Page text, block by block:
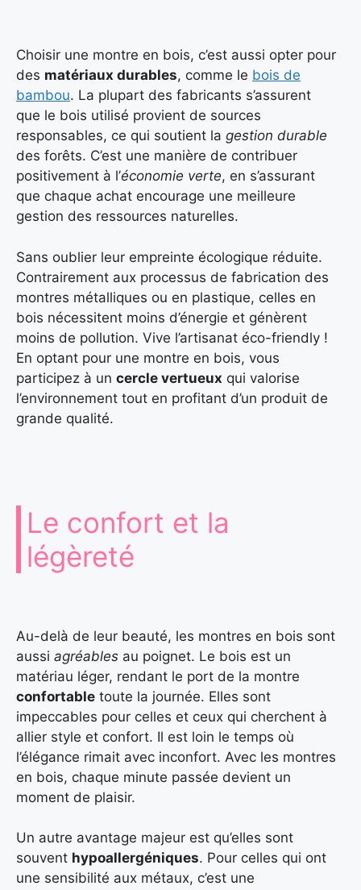
Choisir une montre en bois, c’est aussi opter pour
des matériaux durables, comme le bois de
bambou. La plupart des fabricants s’assurent
que le bois utilisé provient de sources
responsables, ce qui soutient la gestion durable
des forêts. C’est une manière de contribuer
positivement à l’économie verte, en s’assurant
que chaque achat encourage une meilleure
gestion des ressources naturelles.
Sans oublier leur empreinte écologique réduite.
Contrairement aux processus de fabrication des
montres métalliques ou en plastique, celles en
bois nécessitent moins d’énergie et génèrent
moins de pollution. Vive l’artisanat éco-friendly !
En optant pour une montre en bois, vous
participez à un cercle vertueux qui valorise
l’environnement tout en profitant d’un produit de
grande qualité.
Le confort et la
légèreté
Au-delà de leur beauté, les montres en bois sont
aussi agréables au poignet. Le bois est un
matériau léger, rendant le port de la montre
confortable toute la journée. Elles sont
impeccables pour celles et ceux qui cherchent à
allier style et confort. Il est loin le temps où
l’élégance rimait avec inconfort. Avec les montres
en bois, chaque minute passée devient un
moment de plaisir.
Un autre avantage majeur est qu’elles sont
souvent hypoallergéniques. Pour celles qui ont
une sensibilité aux métaux, c’est une